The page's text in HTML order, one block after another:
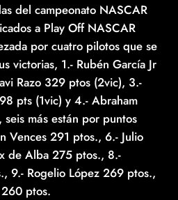
del campeonato NASCAR
a Play Off NASCAR
por cuatro pilotos que se
victorias, 1.- Rubén García Jr
Razo 329 ptos (2vic), 3.-
pts (1vic) y 4.- Abraham
más están por puntos
Vences 291 ptos., 6.- Julio
de Alba 275 ptos., 8.-
9.- Rogelio López 269 ptos.,
ptos.